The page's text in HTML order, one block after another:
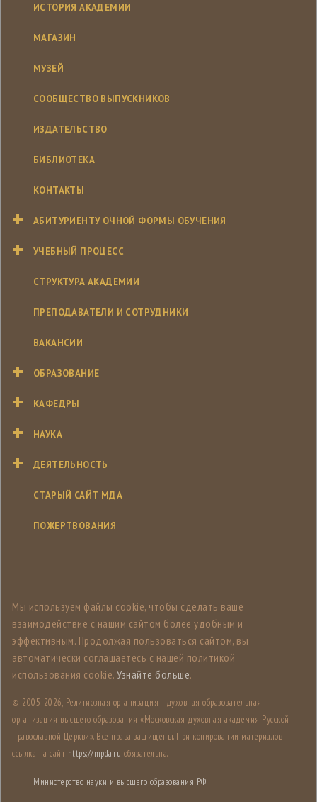
ИСТОРИЯ АКАДЕМИИ
МАГАЗИН
МУЗЕЙ
СООБЩЕСТВО ВЫПУСКНИКОВ
ИЗДАТЕЛЬСТВО
БИБЛИОТЕКА
КОНТАКТЫ
АБИТУРИЕНТУ ОЧНОЙ ФОРМЫ ОБУЧЕНИЯ
УЧЕБНЫЙ ПРОЦЕСС
СТРУКТУРА АКАДЕМИИ
ПРЕПОДАВАТЕЛИ И СОТРУДНИКИ
ВАКАНСИИ
ОБРАЗОВАНИЕ
КАФЕДРЫ
НАУКА
ДЕЯТЕЛЬНОСТЬ
СТАРЫЙ САЙТ МДА
ПОЖЕРТВОВАНИЯ
Мы используем файлы cookie, чтобы сделать ваше
взаимодействие с нашим сайтом более удобным и
эффективным. Продолжая пользоваться сайтом, вы
автоматически соглашаетесь с нашей политикой
использования cookie. Узнайте больше.
© 2005-2026, Религиозная организация - духовная образовательная
организация высшего образования «Московская духовная академия Русской
Православной Церкви». Все права защищены. При копировании материалов
ссылка на сайт https://mpda.ru обязательна.
Министерство науки и высшего образования РФ